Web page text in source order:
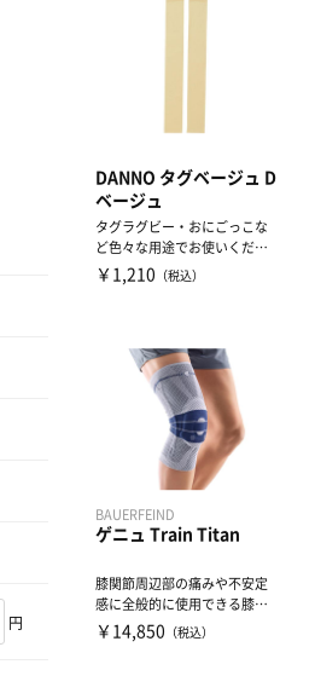
DANNO タグベージュ D
ベージュ
タグラグビー・おにごっこな
ど色々な用途でお使いくださ
い。
￥1,210 （税込）
BAUERFEIND
ゲニュ Train Titan
膝関節周辺部の痛みや不安定
感に全般的に使用できる膝サ
ポーター。膝関節の形状に沿
￥14,850 （税込）
円